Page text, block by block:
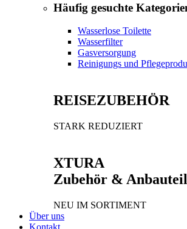
Häufig gesuchte
Wasserlose Toilette
Wasserfilter
Gasversorgung
Reinigungs und
REISEZUBEHÖR
STARK REDUZIERT
XTURA
Zubehör &
NEU IM SORTIMENT
Über uns
Kontakt